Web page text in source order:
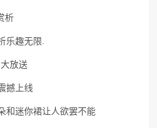
析
乐趣无限.
放送
撼上线
和迷你裙让人欲罢不能